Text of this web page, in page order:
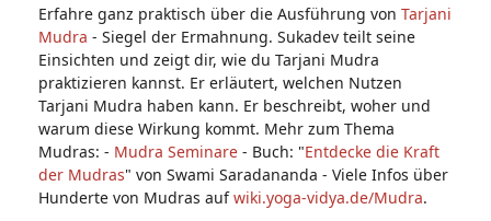
s:
Erfahre ganz praktisch über die Ausführung von Tarjani
Mudra - Siegel der Ermahnung. Sukadev teilt seine
Einsichten und zeigt dir, wie du Tarjani Mudra
praktizieren kannst. Er erläutert, welchen Nutzen
Tarjani Mudra haben kann. Er beschreibt, woher und
warum diese Wirkung kommt. Mehr zum Thema
Mudras: - Mudra Seminare - Buch: "Entdecke die Kraft
der Mudras" von Swami Saradananda - Viele Infos über
Hunderte von Mudras aufwiki.yoga-vidya.de/Mudra.